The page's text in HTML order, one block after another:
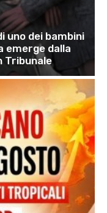
uno dei bambini
emerge dalla
Tribunale